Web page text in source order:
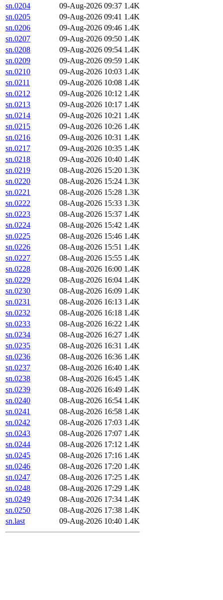
sn.0204
09-Aug-2026 09:37 1.4K
sn.0205
09-Aug-2026 09:41 1.4K
sn.0206
09-Aug-2026 09:46 1.4K
sn.0207
09-Aug-2026 09:50 1.4K
sn.0208
09-Aug-2026 09:54 1.4K
sn.0209
09-Aug-2026 09:59 1.4K
sn.0210
09-Aug-2026 10:03 1.4K
sn.0211
09-Aug-2026 10:08 1.4K
sn.0212
09-Aug-2026 10:12 1.4K
sn.0213
09-Aug-2026 10:17 1.4K
sn.0214
09-Aug-2026 10:21 1.4K
sn.0215
09-Aug-2026 10:26 1.4K
sn.0216
09-Aug-2026 10:31 1.4K
sn.0217
09-Aug-2026 10:35 1.4K
sn.0218
09-Aug-2026 10:40 1.4K
sn.0219
08-Aug-2026 15:20 1.3K
sn.0220
08-Aug-2026 15:24 1.3K
sn.0221
08-Aug-2026 15:28 1.3K
sn.0222
08-Aug-2026 15:33 1.3K
sn.0223
08-Aug-2026 15:37 1.4K
sn.0224
08-Aug-2026 15:42 1.4K
sn.0225
08-Aug-2026 15:46 1.4K
sn.0226
08-Aug-2026 15:51 1.4K
sn.0227
08-Aug-2026 15:55 1.4K
sn.0228
08-Aug-2026 16:00 1.4K
sn.0229
08-Aug-2026 16:04 1.4K
sn.0230
08-Aug-2026 16:09 1.4K
sn.0231
08-Aug-2026 16:13 1.4K
sn.0232
08-Aug-2026 16:18 1.4K
sn.0233
08-Aug-2026 16:22 1.4K
sn.0234
08-Aug-2026 16:27 1.4K
sn.0235
08-Aug-2026 16:31 1.4K
sn.0236
08-Aug-2026 16:36 1.4K
sn.0237
08-Aug-2026 16:40 1.4K
sn.0238
08-Aug-2026 16:45 1.4K
sn.0239
08-Aug-2026 16:49 1.4K
sn.0240
08-Aug-2026 16:54 1.4K
sn.0241
08-Aug-2026 16:58 1.4K
sn.0242
08-Aug-2026 17:03 1.4K
sn.0243
08-Aug-2026 17:07 1.4K
sn.0244
08-Aug-2026 17:12 1.4K
sn.0245
08-Aug-2026 17:16 1.4K
sn.0246
08-Aug-2026 17:20 1.4K
sn.0247
08-Aug-2026 17:25 1.4K
sn.0248
08-Aug-2026 17:29 1.4K
sn.0249
08-Aug-2026 17:34 1.4K
sn.0250
08-Aug-2026 17:38 1.4K
sn.last
09-Aug-2026 10:40 1.4K